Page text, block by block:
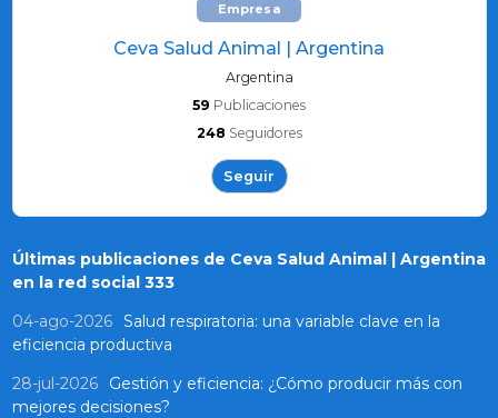
Empresa
Ceva Salud Animal | Argentina
Argentina
59 Publicaciones
248 Seguidores
Seguir
Últimas publicaciones de Ceva Salud Animal | Argentina
en la red social 333
04-ago-2026 Salud respiratoria: una variable clave en la
eficiencia productiva
28-jul-2026
Gestión y eficiencia: ¿Cómo producir más con
mejores decisiones?